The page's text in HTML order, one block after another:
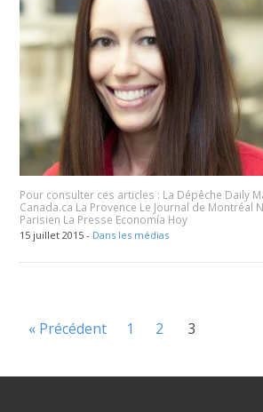
Pour consulter ces articles : La Dépêche Daily
Canada.ca La Provence Le Journal de Montréal
Parisien La Presse Economía Hoy
15 juillet 2015 - Dans les médias
« Précédent 1 2 3